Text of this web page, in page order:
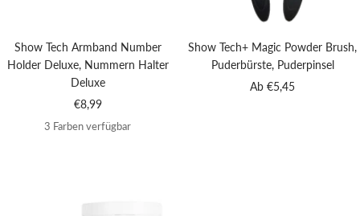
Show Tech Armband Number
Holder Deluxe, Nummern Halter
Deluxe
Angebotspreis
€8,99
3 Farben verfügbar
Show Tech+ Magic Powder Brush,
Puderbürste, Puderpinsel
Angebotspreis
Ab €5,45